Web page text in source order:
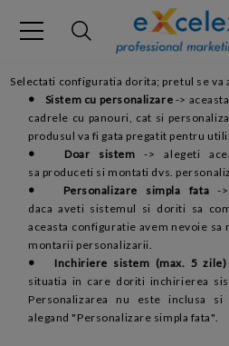
Selectati configuratia dorita; pretul se va
• Sistem cu personalizare ->
cadrele cu panouri, cat si
produsul va fi gata pregatit pentru
• Doar sistem -> alegeti
sa produceti si montati dvs.
• Personalizare simpla fata -
daca aveti sistemul si doriti sa
aceasta configuratie avem nevoie
montarii personalizarii.
• Inchiriere sistem (max. 5 zile)
situatia in care doriti inchirierea
Personalizarea nu este inclusa si
alegand "Personalizare simpla fata".